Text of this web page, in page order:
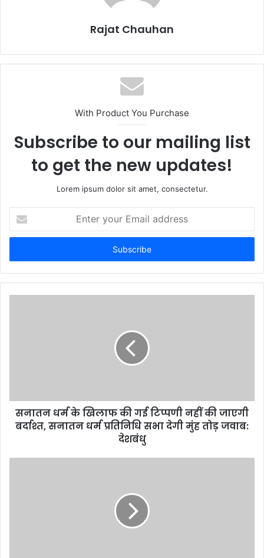
Rajat Chauhan
With Product You Purchase
Subscribe to our mailing list
to get the new updates!
Lorem ipsum dolor sit amet, consectetur.
your
Email
सनातन धर्म के खिलाफ की गई टिप्पणी नहीं की जाएगी
बर्दाश्त, सनातन धर्म प्रतिनिधि सभा देगी मुंह तोड़ जवाब:
देशबंधु